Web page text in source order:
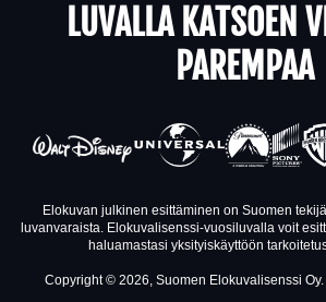
LUVALLA KATSOEN
PAREMPAA
Elokuvan julkinen esittäminen on Suomen
luvanvaraista. Elokuvalisenssi-vuosiluvalla voit
haluamastasi yksityiskäyttöön
Copyright © 2026, Suomen Elokuvalisenssi